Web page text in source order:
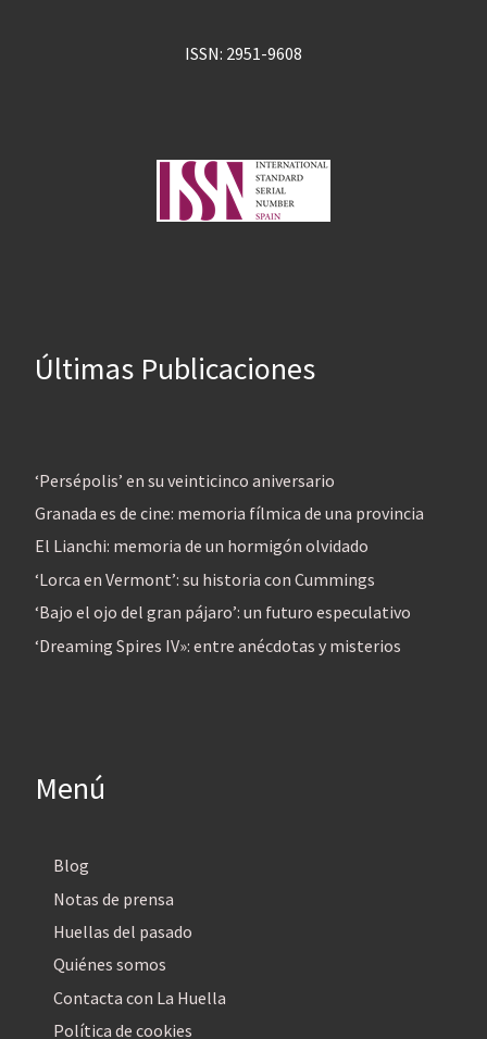
ISSN: 2951-9608
Últimas Publicaciones
‘Persépolis’ en su veinticinco aniversario
Granada es de cine: memoria fílmica de una provincia
El Lianchi: memoria de un hormigón olvidado
‘Lorca en Vermont’: su historia con Cummings
‘Bajo el ojo del gran pájaro’: un futuro especulativo
‘Dreaming Spires IV»: entre anécdotas y misterios
Menú
Blog
Notas de prensa
Huellas del pasado
Quiénes somos
Contacta con La Huella
Política de cookies